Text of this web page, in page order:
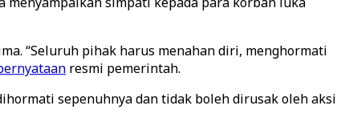
“Seluruh pihak harus menahan diri, menghormati
resmi pemerintah.
sepenuhnya dan tidak boleh dirusak oleh aksi